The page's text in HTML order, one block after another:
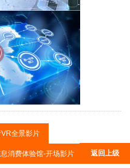
全景影片
消费体验馆-开场影片 返回上级